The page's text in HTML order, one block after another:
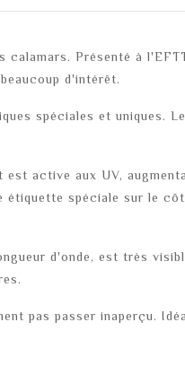
Présenté à
d'intérêt.
spéciales et uniques.
est active aux UV,
étiquette spéciale sur le
d'onde, est très
pas passer inaperçu.